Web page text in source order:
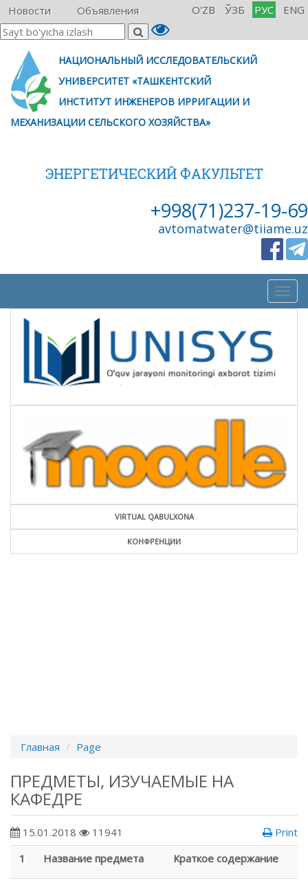
Новости Объявления O'ZB ЎЗБ РУС ENG
НАЦИОНАЛЬНЫЙ ИССЛЕДОВАТЕЛЬСКИЙ
УНИВЕРСИТЕТ «ТАШКЕНТСКИЙ
ИНСТИТУТ ИНЖЕНЕРОВ ИРРИГАЦИИ И
МЕХАНИЗАЦИИ СЕЛЬСКОГО ХОЗЯЙСТВА»
ЭНЕРГЕТИЧЕСКИЙ ФАКУЛЬТЕТ
+998(71)237-19-69
avtomatwater@tiiame.uz
VIRTUAL QABULXONA
КОНФРЕНЦИИ
Главная Page
ПРЕДМЕТЫ, ИЗУЧАЕМЫЕ НА
КАФЕДРЕ
15.01.2018 11941
Print
1
Название предмета Краткое содержание